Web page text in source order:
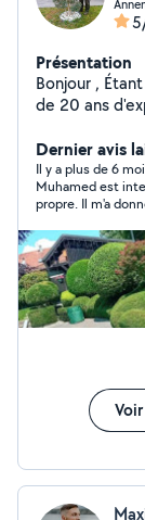
Présentation
Bonjour , Étant une personne polyvalente et avec plus
de 20 ans
me faire
Cordialement
Dernier avis
Il y a plus de 6
Muhamed est
propre. Il m'a